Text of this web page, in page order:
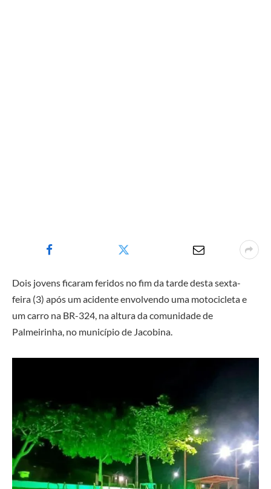
Dois jovens ficaram feridos no fim da tarde desta sexta-
feira (3) após um acidente envolvendo uma motocicleta e
um carro na BR-324, na altura da comunidade de
Palmeirinha, no município de Jacobina.